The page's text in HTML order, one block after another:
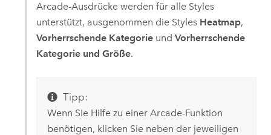
Arcade-Ausdrücke werden für alle Styles
unterstützt, ausgenommen die Styles Heatmap,
Vorherrschende Kategorieund Vorherrschende
Kategorie und Größe.
Tipp:
Wenn Sie Hilfe zu einer Arcade-Funktion
benötigen, klicken Sie neben der jeweiligen